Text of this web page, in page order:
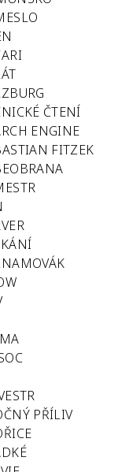
ČTENÍ
ENGINE
FITZEK
PŘÍLIV